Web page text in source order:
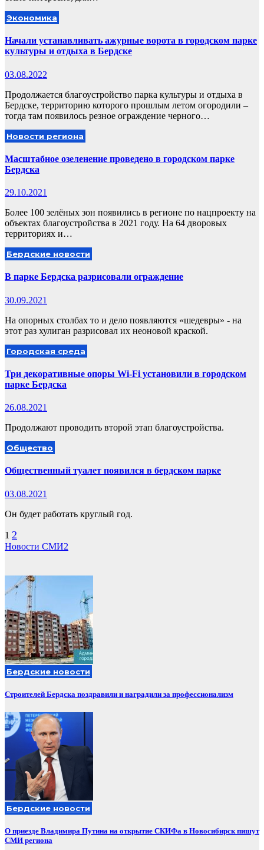
Экономика
Начали устанавливать ажурные ворота в городском парке
культуры и отдыха в Бердске
03.08.2022
Продолжается благоустройство парка культуры и отдыха в
Бердске, территорию которого прошлым летом огородили –
тогда там появилось резное ограждение черного…
Новости региона
Масштабное озеленение проведено в городском парке
Бердска
29.10.2021
Более 100 зелёных зон появились в регионе по нацпроекту на
объектах благоустройства в 2021 году. На 64 дворовых
территориях и…
Бердские новости
В парке Бердска разрисовали ограждение
30.09.2021
На опорных столбах то и дело появляются «шедевры» - на
этот раз хулиган разрисовал их неоновой краской.
Городская среда
Три декоративные опоры Wi-Fi установили в городском
парке Бердска
26.08.2021
Продолжают проводить второй этап благоустройства.
Общество
Общественный туалет появился в бердском парке
03.08.2021
Он будет работать круглый год.
Пагинация
записей
1 2
Новости СМИ2
Бердские новости
Строителей Бердска поздравили и наградили за профессионализм
Бердские новости
О приезде Владимира Путина на открытие СКИФа в Новосибирск пишут
СМИ региона